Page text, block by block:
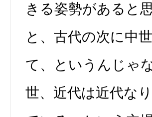
きる姿勢があると
と、古代の次に中
て、というんじゃ
世、近代は近代な